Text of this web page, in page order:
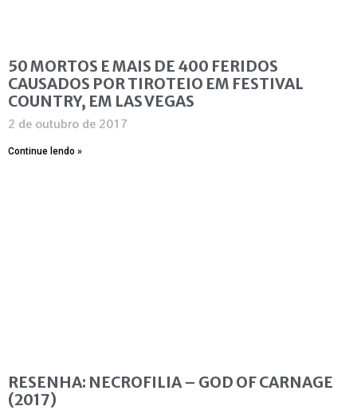
50 MORTOS E MAIS DE 400 FERIDOS
CAUSADOS POR TIROTEIO EM FESTIVAL
COUNTRY, EM LAS VEGAS
2 de outubro de 2017
Continue lendo »
RESENHA: NECROFILIA – GOD OF CARNAGE
(2017)